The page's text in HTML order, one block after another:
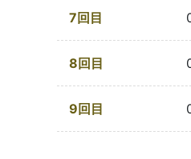
7回目
8回目
9回目